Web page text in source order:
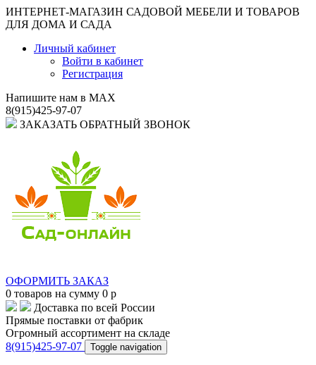
ИНТЕРНЕТ-МАГАЗИН САДОВОЙ МЕБЕЛИ И ТОВАРОВ
ДЛЯ ДОМА И САДА
Личный кабинет
Войти в кабинет
Регистрация
Напишите нам в MAX
8(915)425-97-07
ЗАКАЗАТЬ ОБРАТНЫЙ ЗВОНОК
ОФОРМИТЬ ЗАКАЗ
0 товаров на сумму 0 p
Доставка по всей России
Прямые поставки от фабрик
Огромный ассортимент на складе
8(915)425-97-07
Toggle navigation